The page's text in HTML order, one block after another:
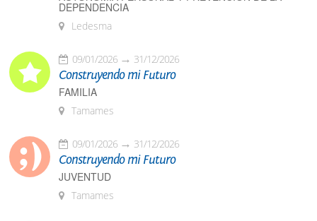
DEPENDENCIA
Ledesma
09/01/2026 31/12/2026
Construyendo mi Futuro
FAMILIA
Tamames
09/01/2026 31/12/2026
Construyendo mi Futuro
JUVENTUD
Tamames